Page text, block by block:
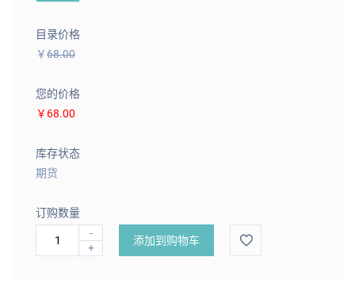
目录价格
￥68.00
您的价格
￥68.00
库存状态
期货
订购数量
-
+
添加到购物车